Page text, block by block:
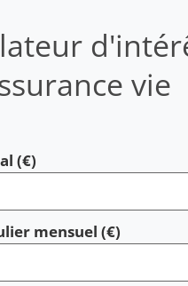
vie
(€)
mensuel (€)